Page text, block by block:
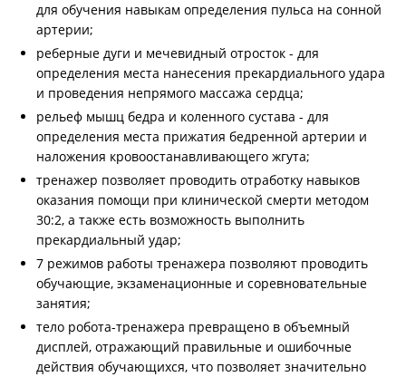
для обучения навыкам определения пульса на сонной
артерии;
реберные дуги и мечевидный отросток - для
определения места нанесения прекардиального удара
и проведения непрямого массажа сердца;
рельеф мышц бедра и коленного сустава - для
определения места прижатия бедренной артерии и
наложения кровоостанавливающего жгута;
тренажер позволяет проводить отработку навыков
оказания помощи при клинической смерти методом
30:2, а также есть возможность выполнить
прекардиальный удар;
7 режимов работы тренажера позволяют проводить
обучающие, экзаменационные и соревновательные
занятия;
тело робота-тренажера превращено в объемный
дисплей, отражающий правильные и ошибочные
действия обучающихся, что позволяет значительно